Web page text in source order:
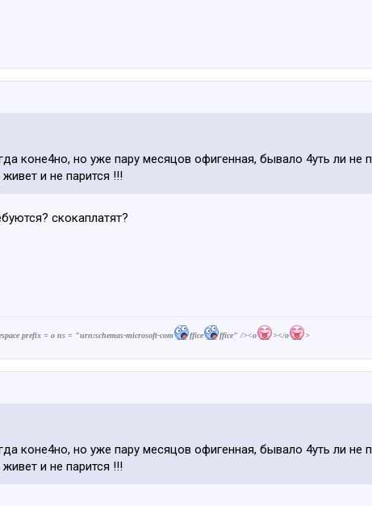
коне4но, но уже пару месяцов офигенная, бывало 4уть ли не
и не парится !!!
скокаплатят?
prefix = o ns = "urn:schemas-microsoft-com ffice ffice" /><o ></o >
коне4но, но уже пару месяцов офигенная, бывало 4уть ли не
и не парится !!!